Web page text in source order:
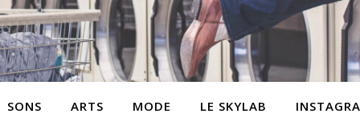
SONS ARTS MODE LE SKYLAB